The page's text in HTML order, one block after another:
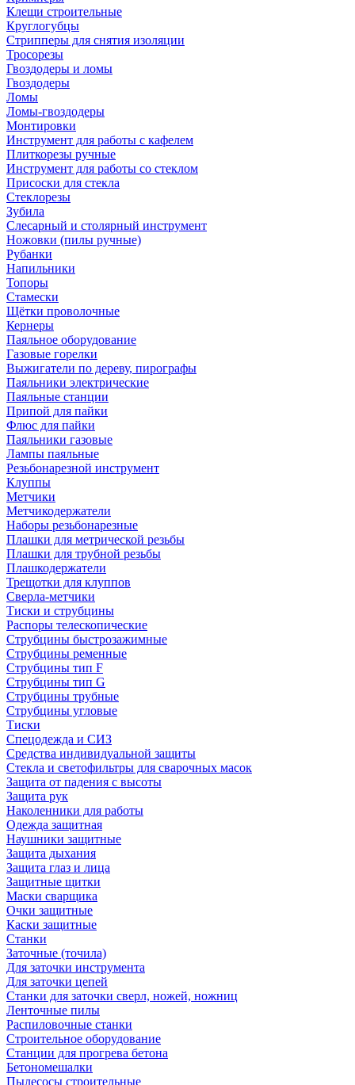
Клещи строительные
Круглогубцы
Стрипперы для снятия изоляции
Тросорезы
Гвоздодеры и ломы
Гвоздодеры
Ломы
Ломы-гвоздодеры
Монтировки
Инструмент для работы с кафелем
Плиткорезы ручные
Инструмент для работы со стеклом
Присоски для стекла
Стеклорезы
Зубила
Слесарный и столярный инструмент
Ножовки (пилы ручные)
Рубанки
Напильники
Топоры
Стамески
Щётки проволочные
Кернеры
Паяльное оборудование
Газовые горелки
Выжигатели по дереву, пирографы
Паяльники электрические
Паяльные станции
Припой для пайки
Флюс для пайки
Паяльники газовые
Лампы паяльные
Резьбонарезной инструмент
Клуппы
Метчики
Метчикодержатели
Наборы резьбонарезные
Плашки для метрической резьбы
Плашки для трубной резьбы
Плашкодержатели
Трещотки для клуппов
Сверла-метчики
Тиски и струбцины
Распоры телескопические
Струбцины быстрозажимные
Струбцины ременные
Струбцины тип F
Струбцины тип G
Струбцины трубные
Струбцины угловые
Тиски
Спецодежда и СИЗ
Средства индивидуальной защиты
Стекла и светофильтры для сварочных масок
Защита от падения с высоты
Защита рук
Наколенники для работы
Одежда защитная
Наушники защитные
Защита дыхания
Защита глаз и лица
Защитные щитки
Маски сварщика
Очки защитные
Каски защитные
Станки
Заточные (точила)
Для заточки инструмента
Для заточки цепей
Станки для заточки сверл, ножей, ножниц
Ленточные пилы
Распиловочные станки
Строительное оборудование
Станции для прогрева бетона
Бетономешалки
Пылесосы строительные